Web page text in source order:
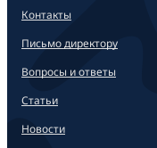
Контакты
Письмо директору
Вопросы и ответы
Статьи
Новости